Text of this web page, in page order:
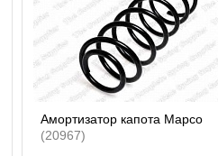
Амортизатор капота Mapco
(20967)